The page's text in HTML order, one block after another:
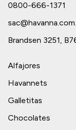
0800-666-1371
Brandsen 3251,
Alfajores
Havannets
Galletitas
Chocolates